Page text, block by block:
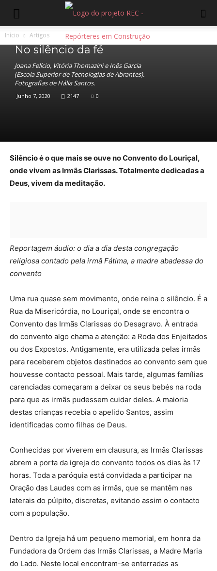
Início Artigos
Artigos
No silêncio da fé
Joana Felício, Vitória Thomazini e Inês Garcia
(Escola Superior de Tecnologias de Abrantes).
Fotografias de Hália Santos.
Junho 7, 2020 2147 0
Silêncio é o que mais se ouve no Convento do Louriçal,
onde vivem as Irmãs Clarissas. Totalmente dedicadas a
Deus, vivem da meditação.
Reportagem áudio: o dia a dia desta congregação
religiosa contado pela irmã Fátima, a madre abadessa do
convento
Uma rua quase sem movimento, onde reina o silêncio. É a
Rua da Misericórdia, no Louriçal, onde se encontra o
Convento das Irmãs Clarissas do Desagravo. À entrada
do convento algo chama a atenção: a Roda dos Enjeitados
ou dos Expostos. Antigamente, era utilizada pelas irmãs
para receberem objetos destinados ao convento sem que
houvesse contacto pessoal. Mais tarde, algumas famílias
carenciadas começaram a deixar os seus bebés na roda
para que as irmãs pudessem cuidar deles. A maioria
destas crianças recebia o apelido Santos, assim
identificadas como filhas de Deus.
Conhecidas por viverem em clausura, as Irmãs Clarissas
abrem a porta da igreja do convento todos os dias às 17
horas. Toda a paróquia está convidada a participar na
Oração das Laudes com as irmãs, que se mantêm nas
laterais do púlpito, discretas, evitando assim o contacto
com a população.
Dentro da Igreja há um pequeno memorial, em honra da
Fundadora da Ordem das Irmãs Clarissas, a Madre Maria
do Lado. Neste local encontram-se enterradas as